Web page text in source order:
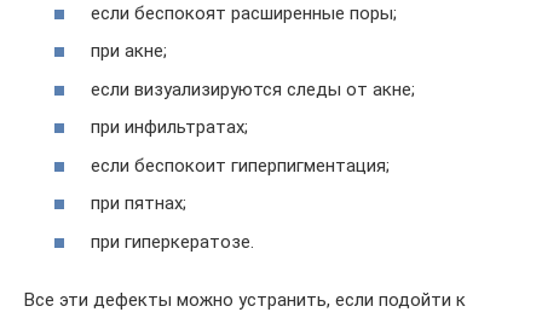
если беспокоят расширенные поры;
при акне;
если визуализируются следы от акне;
при инфильтратах;
если беспокоит гиперпигментация;
при пятнах;
при гиперкератозе.
Все эти дефекты можно устранить, если подойти к